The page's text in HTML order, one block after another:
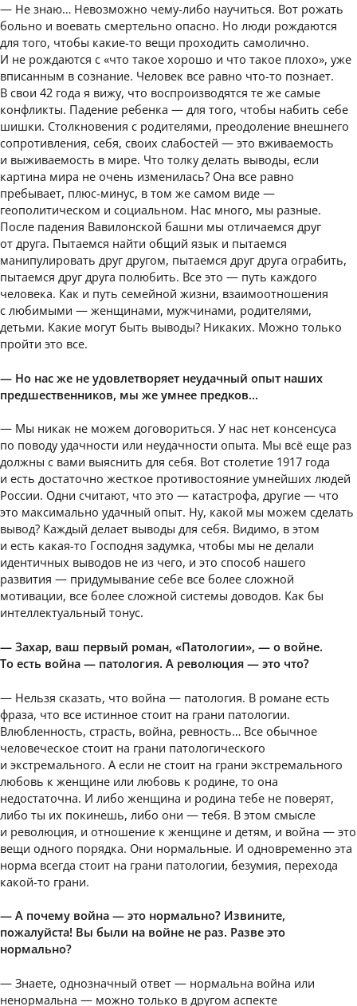
— Не знаю… Невозможно чему-либо научиться. Вот рожать
больно и воевать смертельно опасно. Но люди рождаются
для того, чтобы какие-то вещи проходить самолично.
И не рождаются с «что такое хорошо и что такое плохо», уже
вписанным в сознание. Человек все равно что-то познает.
В свои 42 года я вижу, что воспроизводятся те же самые
конфликты. Падение ребенка — для того, чтобы набить себе
шишки. Столкновения с родителями, преодоление внешнего
сопротивления, себя, своих слабостей — это вживаемость
и выживаемость в мире. Что толку делать выводы, если
картина мира не очень изменилась? Она все равно
пребывает, плюс-минус, в том же самом виде —
геополитическом и социальном. Нас много, мы разные.
После падения Вавилонской башни мы отличаемся друг
от друга. Пытаемся найти общий язык и пытаемся
манипулировать друг другом, пытаемся друг друга ограбить,
пытаемся друг друга полюбить. Все это — путь каждого
человека. Как и путь семейной жизни, взаимоотношения
с любимыми — женщинами, мужчинами, родителями,
детьми. Какие могут быть выводы? Никаких. Можно только
пройти это все.
— Но нас же не удовлетворяет неудачный опыт наших
предшественников, мы же умнее предков…
— Мы никак не можем договориться. У нас нет консенсуса
по поводу удачности или неудачности опыта. Мы всё еще раз
должны с вами выяснить для себя. Вот столетие 1917 года
и есть достаточно жесткое противостояние умнейших людей
России. Одни считают, что это — катастрофа, другие — что
это максимально удачный опыт. Ну, какой мы можем сделать
вывод? Каждый делает выводы для себя. Видимо, в этом
и есть какая-то Господня задумка, чтобы мы не делали
идентичных выводов не из чего, и это способ нашего
развития — придумывание себе все более сложной
мотивации, все более сложной системы доводов. Как бы
интеллектуальный тонус.
— Захар, ваш первый роман, «Патологии», — о войне.
То есть война — патология. А революция — это что?
— Нельзя сказать, что война — патология. В романе есть
фраза, что все истинное стоит на грани патологии.
Влюбленность, страсть, война, ревность… Все обычное
человеческое стоит на грани патологического
и экстремального. А если не стоит на грани экстремального
любовь к женщине или любовь к родине, то она
недостаточна. И либо женщина и родина тебе не поверят,
либо ты их покинешь, либо они — тебя. В этом смысле
и революция, и отношение к женщине и детям, и война — это
вещи одного порядка. Они нормальные. И одновременно эта
норма всегда стоит на грани патологии, безумия, перехода
какой-то грани.
— А почему война — это нормально? Извините,
пожалуйста! Вы были на войне не раз. Разве это
нормально?
— Знаете, однозначный ответ — нормальна война или
ненормальна — можно только в другом аспекте